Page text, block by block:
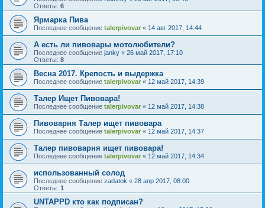
Ответы: 6
Ярмарка Пива
Последнее сообщение talerpivovar « 14 авг 2017, 14:44
А есть ли пивовары мотолюбители?
Последнее сообщение janky « 26 май 2017, 17:10
Ответы: 8
Весна 2017. Крепость и выдержка
Последнее сообщение talerpivovar « 12 май 2017, 14:39
Талер Ищет Пивовара!
Последнее сообщение talerpivovar « 12 май 2017, 14:38
Пивоварня Талер ищет пивовара
Последнее сообщение talerpivovar « 12 май 2017, 14:37
Талер пивоварня ищет пивовара!
Последнее сообщение talerpivovar « 12 май 2017, 14:34
использованный солод
Последнее сообщение zadatok « 28 апр 2017, 08:00
Ответы: 1
UNTAPPD кто как подписан?